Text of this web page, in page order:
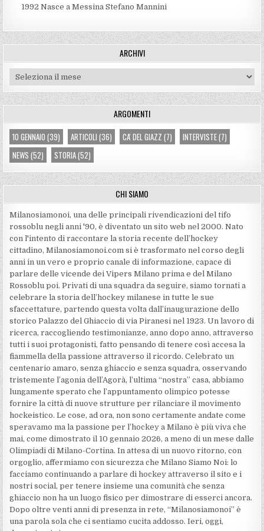
1992 Nasce a Messina Stefano Mannini
ARCHIVI
Archivi
ARGOMENTI
10 GENNAIO (39) ARTICOLI (36) CA' DEL GIAZZ (7) INTERVISTE(7)
NEWS (52) STORIA(52)
CHI SIAMO
Milanosiamonoi, una delle principali rivendicazioni del tifo
rossoblu negli anni '90, è diventato un sito web nel 2000. Nato
con l'intento di raccontare la storia recente dell’hockey
cittadino, Milanosiamonoi.com si è trasformato nel corso degli
anni in un vero e proprio canale di informazione, capace di
parlare delle vicende dei Vipers Milano prima e del Milano
Rossoblu poi. Privati di una squadra da seguire, siamo tornati a
celebrare la storia dell’hockey milanese in tutte le sue
sfaccettature, partendo questa volta dall’inaugurazione dello
storico Palazzo del Ghiaccio di via Piranesi nel 1923. Un lavoro di
ricerca, raccogliendo testimonianze, anno dopo anno, attraverso
tutti i suoi protagonisti, fatto pensando di tenere così accesa la
fiammella della passione attraverso il ricordo. Celebrato un
centenario amaro, senza ghiaccio e senza squadra, osservando
tristemente l’agonia dell’Agorà, l’ultima “nostra” casa, abbiamo
lungamente sperato che l’appuntamento olimpico potesse
fornire la città di nuove strutture per rilanciare il movimento
hockeistico. Le cose, ad ora, non sono certamente andate come
speravamo ma la passione per l’hockey a Milano è più viva che
mai, come dimostrato il 10 gennaio 2026, a meno di un mese dalle
Olimpiadi di Milano-Cortina. In attesa di un nuovo ritorno, con
orgoglio, affermiamo con sicurezza che Milano Siamo Noi: lo
facciamo continuando a parlare di hockey attraverso il sito e i
nostri social, per tenere insieme una comunità che senza
ghiaccio non ha un luogo fisico per dimostrare di esserci ancora.
Dopo oltre venti anni di presenza in rete, “Milanosiamonoi” è
una parola sola che ci sentiamo cucita addosso. Ieri, oggi,